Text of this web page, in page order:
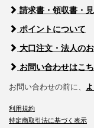
請求書・領収書・
ポイントについて
大口注文・法人の
お問い合わせはこ
お問い合わせの前に、
利用規約
特定商取引法に基づく表示